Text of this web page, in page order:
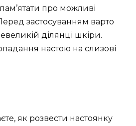
про можливі
застосуванням варто
ділянці шкіри.
настою на слизові
як розвести настоянку